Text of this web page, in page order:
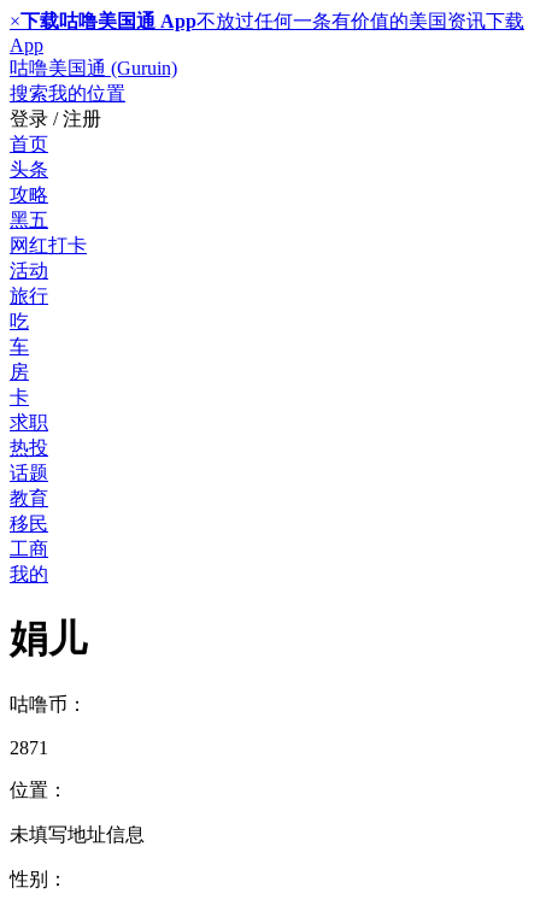
×下载咕噜美国通 App不放过任何一条有价值的美国资讯下载
App
咕噜美国通 (Guruin)
搜索我的位置
登录 / 注册
首页
头条
攻略
黑五
网红打卡
活动
旅行
吃
车
房
卡
求职
热投
话题
教育
移民
工商
我的
娟儿
咕噜币：
2871
位置：
未填写地址信息
性别：